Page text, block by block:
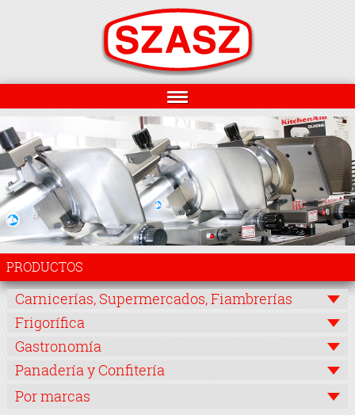
PRODUCTOS
Carnicerías, Supermercados, Fiambrerías
Frigorífica
Gastronomía
Panadería y Confitería
Por marcas